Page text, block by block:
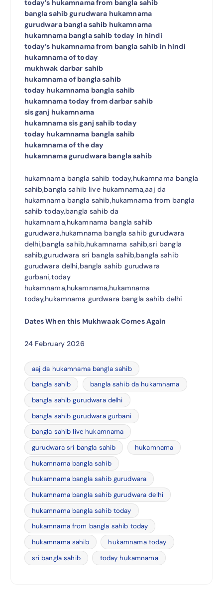
today’s hukamnama from bangla sahib
bangla sahib gurudwara hukamnama
gurudwara bangla sahib hukamnama
hukamnama bangla sahib today in hindi
today’s hukamnama from bangla sahib in hindi
hukamnama of today
mukhwak darbar sahib
hukamnama of bangla sahib
today hukamnama bangla sahib
hukamnama today from darbar sahib
sis ganj hukamnama
hukamnama sis ganj sahib today
today hukamnama bangla sahib
hukamnama of the day
hukamnama gurudwara bangla sahib
hukamnama bangla sahib today,hukamnama bangla
sahib,bangla sahib live hukamnama,aaj da
hukamnama bangla sahib,hukamnama from bangla
sahib today,bangla sahib da
hukamnama,hukamnama bangla sahib
gurudwara,hukamnama bangla sahib gurudwara
delhi,bangla sahib,hukamnama sahib,sri bangla
sahib,gurudwara sri bangla sahib,bangla sahib
gurudwara delhi,bangla sahib gurudwara
gurbani,today
hukamnama,hukamnama,hukamnama
today,hukamnama gurdwara bangla sahib delhi
Dates When this Mukhwaak Comes Again
24 February 2026
aaj da hukamnama bangla sahib
bangla sahib
bangla sahib da hukamnama
bangla sahib gurudwara delhi
bangla sahib gurudwara gurbani
bangla sahib live hukamnama
gurudwara sri bangla sahib
hukamnama
hukamnama bangla sahib
hukamnama bangla sahib gurudwara
hukamnama bangla sahib gurudwara delhi
hukamnama bangla sahib today
hukamnama from bangla sahib today
hukamnama sahib
hukamnama today
sri bangla sahib
today hukamnama